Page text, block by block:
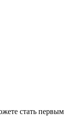
стать первым